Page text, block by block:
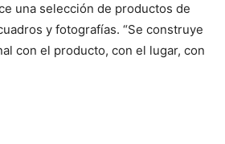
una selección de productos de
y fotografías. “Se construye
con el producto, con el lugar, con